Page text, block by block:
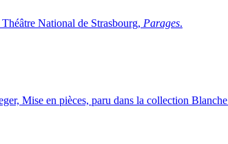
National de Strasbourg, Parages.
Mise en pièces, paru dans la collection